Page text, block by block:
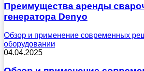
Преимущества аренды
генератора Denyo
Обзор и применение современных
оборудовании
04.04.2025